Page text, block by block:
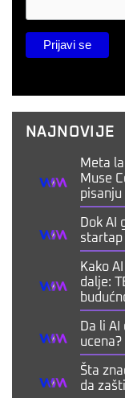
NAJNOVIJE
Meta
Muse
pisanju
Dok AI
startap
Kako
dalje:
Da li
Šta
da